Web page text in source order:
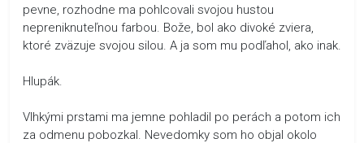
pevne, rozhodne ma pohlcovali svojou hustou
nepreniknuteľnou farbou. Bože, bol ako divoké zviera,
ktoré zväzuje svojou silou. A ja som mu podľahol, ako inak.
Hlupák.
Vlhkými prstami ma jemne pohladil po perách a potom ich
za odmenu pobozkal. Nevedomky som ho objal okolo